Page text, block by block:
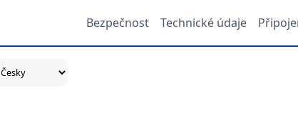
Bezpečnost Technické údaje